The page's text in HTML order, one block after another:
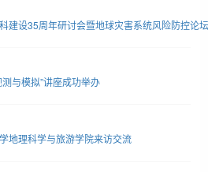
建设35周年研讨会暨地球灾害系统风险防控论
与模拟”讲座成功举办
地理科学与旅游学院来访交流